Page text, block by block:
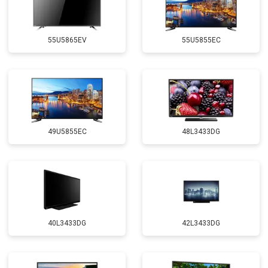
55U5865EV 55U5855EC
49U5855EC 48L3433DG
40L3433DG 42L3433DG